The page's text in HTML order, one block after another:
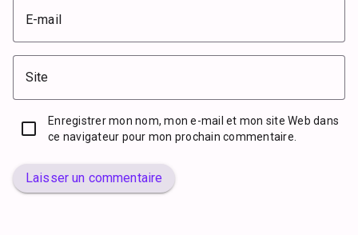
E-mail
Site
Enregistrer mon nom, mon e-mail et mon site Web dans
ce navigateur pour mon prochain commentaire.
Laisser un commentaire